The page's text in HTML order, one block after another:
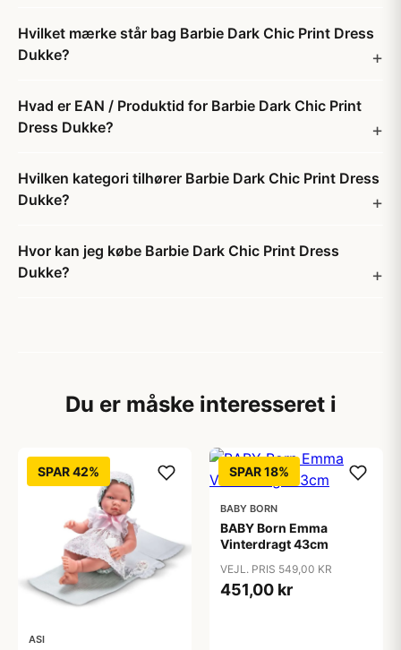
Hvilket mærke står bag Barbie Dark Chic Print Dress
Dukke?
Hvad er EAN / Produktid for Barbie Dark Chic Print
Dress Dukke?
Hvilken kategori tilhører Barbie Dark Chic Print Dress
Dukke?
Hvor kan jeg købe Barbie Dark Chic Print Dress
Dukke?
Du er måske interesseret i
SPAR 42%
ASI
SPAR 18%
BABY BORN
BABY Born Emma
Vinterdragt 43cm
VEJL. PRIS 549,00 KR
451,00 kr